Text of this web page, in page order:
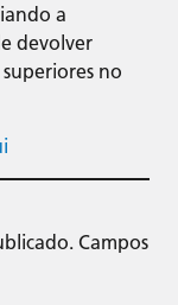
a
devolver
no
Campos